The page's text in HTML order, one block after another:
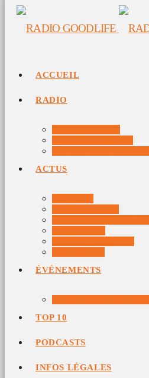
ACCUEIL
RADIO
ACTUS
ÉVÉNEMENTS
TOP 10
PODCASTS
INFOS LÉGALES